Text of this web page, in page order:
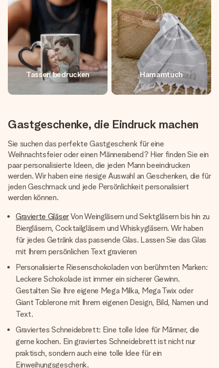
Tassen bedrucken Hamamtuch
Gastgeschenke, die Eindruck machen
Sie suchen das perfekte Gastgeschenk für eine
Weihnachtsfeier oder einen Männerabend? Hier finden Sie ein
paar personalisierte Ideen, die jeden Mann beeindrucken
werden. Wir haben eine riesige Auswahl an Geschenken, die für
jeden Geschmack und jede Persönlichkeit personalisiert
werden können.
Gravierte GläserVon Weingläsern und Sektgläsern bis hin zu
Biergläsern, Cocktailgläsern und Whiskygläsern. Wir haben
für jedes Getränk das passende Glas. Lassen Sie das Glas
mit Ihrem persönlichen Text gravieren
Personalisierte Riesenschokoladen von berühmten Marken:
Leckere Schokolade ist immer ein sicherer Gewinn.
Gestalten Sie Ihre eigene Mega Milka, Mega Twix oder
Giant Toblerone mit Ihrem eigenen Design, Bild, Namen und
Text.
Graviertes Schneidebrett: Eine tolle Idee für Männer, die
gerne kochen. Ein graviertes Schneidebrett ist nicht nur
praktisch, sondern auch eine tolle Idee für ein
Einweihungsgeschenk.